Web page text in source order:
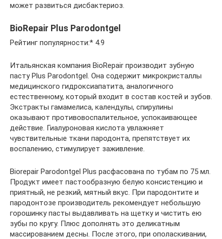
может развиться дисбактериоз.
BioRepair Plus Parodontgel
Рейтинг популярности:* 4.9
Итальянская компания BioRepair производит зубную
пасту Plus Parodontgel. Она содержит микрокристаллы
медицинского гидроксиапатита, аналогичного
естественному, который входит в состав костей и зубов.
Экстракты гамамелиса, календулы, спирулины
оказывают противовоспалительное, успокаивающее
действие. Гиалуроновая кислота увлажняет
чувствительные ткани пародонта, препятствует их
воспалению, стимулирует заживление.
Biorepair Parodontgel Plus расфасована по тубам по 75 мл.
Продукт имеет пастообразную белую консистенцию и
приятный, не резкий, мятный вкус. При пародонтите и
пародонтозе производитель рекомендует небольшую
горошинку пасты выдавливать на щетку и чистить ею
зубы по кругу. Плюс дополнять это деликатным
массированием десны. После этого, при ополаскивании,